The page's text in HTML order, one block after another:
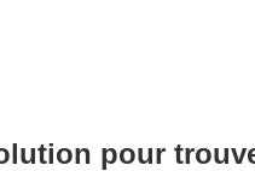
pour